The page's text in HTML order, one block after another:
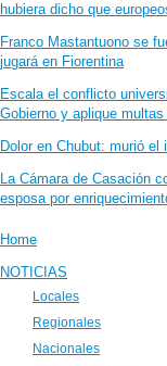
hubiera dicho que
Franco Mastantuono se
jugará en Fiorentina
Escala el conflicto
Gobierno y aplique
Dolor en Chubut: murió
La Cámara de Casación
esposa por
Home
NOTICIAS
Locales
Regionales
Nacionales